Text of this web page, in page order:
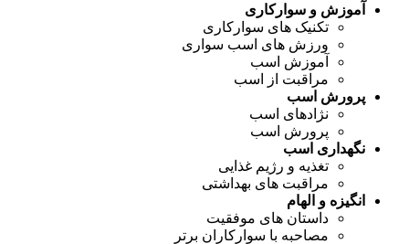
آموزش و سوارکاری
تکنیک های سوارکاری
ورزش های اسب سواری
آموزش اسب
مراقبت از اسب
پرورش اسب
نژادهای اسب
پرورش اسب
نگهداری اسب
تغذیه و رژیم غذایی
مراقبت های بهداشتی
انگیزه و الهام
داستان های موفقیت
مصاحبه با سوارکاران برتر